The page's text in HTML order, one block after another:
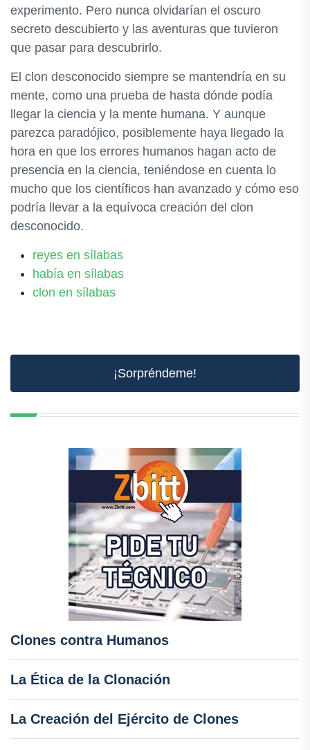
experimento. Pero nunca olvidarían el oscuro
secreto descubierto y las aventuras que tuvieron
que pasar para descubrirlo.
El clon desconocido siempre se mantendría en su
mente, como una prueba de hasta dónde podía
llegar la ciencia y la mente humana. Y aunque
parezca paradójico, posiblemente haya llegado la
hora en que los errores humanos hagan acto de
presencia en la ciencia, teniéndose en cuenta lo
mucho que los científicos han avanzado y cómo eso
podría llevar a la equívoca creación del clon
desconocido.
reyes en sílabas
había en sílabas
clon en sílabas
¡Sorpréndeme!
Clones contra Humanos
La Ética de la Clonación
La Creación del Ejército de Clones